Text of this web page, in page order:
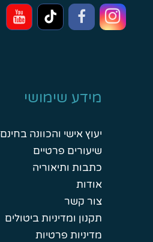
מידע שימושי
יעוץ אישי והכוונה בחינם
שיעורים פרטיים
כתבות ותיאוריה
אודות
צור קשר
תקנון ומדיניות ביטולים
מדיניות פרטיות